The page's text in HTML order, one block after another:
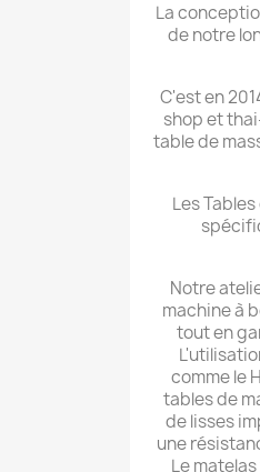
La
de notre
C'est en
shop et
table de
Les
Notre
machine à
tout en
comme le
tables de
de lisses
une
Le